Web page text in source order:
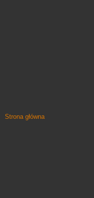
Strona główna